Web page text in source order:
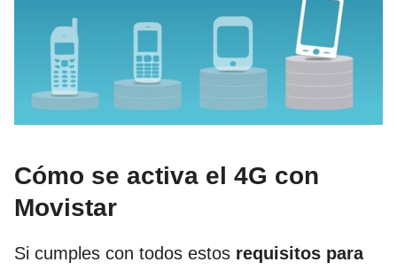
Cómo se activa el 4G con
Movistar
Si cumples con todos estos requisitos para